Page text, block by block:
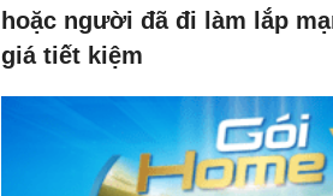
hoặc người đã đi làm lắp
giá tiết kiệm